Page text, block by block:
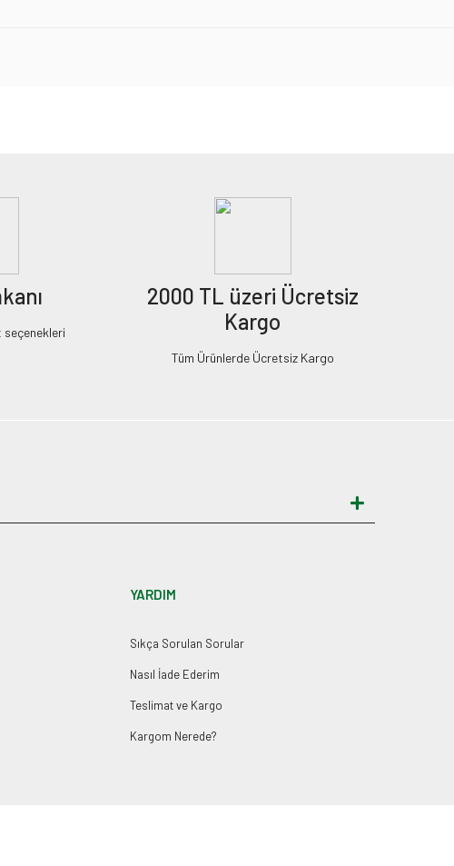
2000 TL üzeri Ücretsiz
Kargo
Tüm Ürünlerde Ücretsiz Kargo
YARDIM
Sıkça Sorulan Sorular
Nasıl İade Ederim
Teslimat ve Kargo
Kargom Nerede?